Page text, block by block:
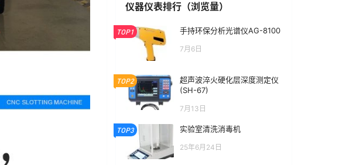
仪器仪表排行（浏览量）
TOP1 手持环保分析光谱仪AG-8100
7月6日
TOP2
超声波淬火硬化层深度测定仪
(SH-67)
7月13日
TOP3 实验室清洗消毒机
25年6月24日